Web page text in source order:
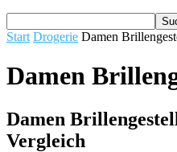
Start Drogerie Damen
Damen
Damen
Vergleich